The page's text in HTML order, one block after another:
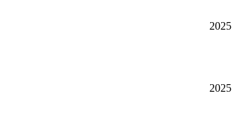
2025
2025